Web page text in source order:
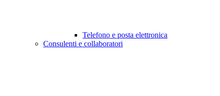
Telefono e posta elettronica
Consulenti e collaboratori